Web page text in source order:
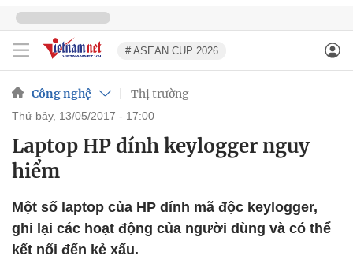
# ASEAN CUP 2026
Công nghệ Thị trường
thứ bảy, 13/05/2017 - 17:00
Laptop HP dính keylogger nguy
hiểm
Một số laptop của HP dính mã độc keylogger,
ghi lại các hoạt động của người dùng và có thể
kết nối đến kẻ xấu.